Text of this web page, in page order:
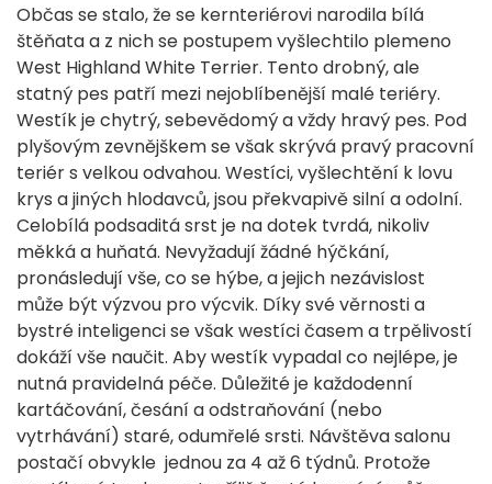
Občas se stalo, že se kernteriérovi narodila bílá
štěňata a z nich se postupem vyšlechtilo plemeno
West Highland White Terrier. Tento drobný, ale
statný pes patří mezi nejoblíbenější malé teriéry.
Westík je chytrý, sebevědomý a vždy hravý pes. Pod
plyšovým zevnějškem se však skrývá pravý pracovní
teriér s velkou odvahou. Westíci, vyšlechtění k lovu
krys a jiných hlodavců, jsou překvapivě silní a odolní.
Celobílá podsaditá srst je na dotek tvrdá, nikoliv
měkká a huňatá. Nevyžadují žádné hýčkání,
pronásledují vše, co se hýbe, a jejich nezávislost
může být výzvou pro výcvik. Díky své věrnosti a
bystré inteligenci se však westíci časem a trpělivostí
dokáží vše naučit. Aby westík vypadal co nejlépe, je
nutná pravidelná péče. Důležité je každodenní
kartáčování, česání a odstraňování (nebo
vytrhávání) staré, odumřelé srsti. Návštěva salonu
postačí obvykle jednou za 4 až 6 týdnů. Protože